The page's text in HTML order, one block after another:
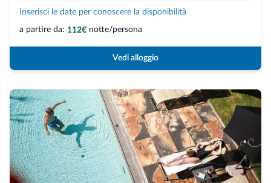
Inserisci le date per conoscere la disponibilità
a partire da: 112€ notte/persona
Vedi alloggio